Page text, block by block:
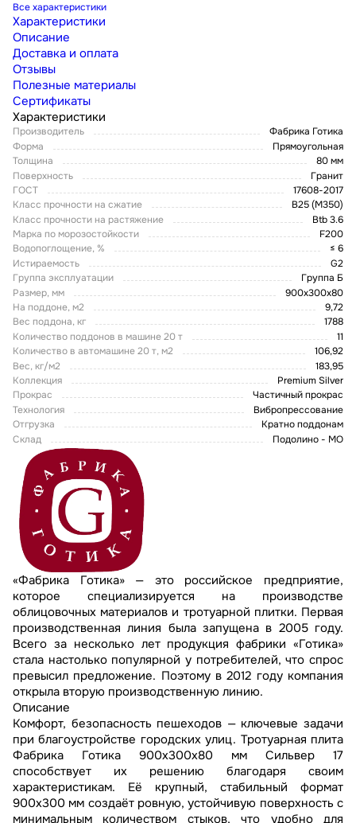
Все характеристики
Характеристики
Описание
Доставка и оплата
Отзывы
Полезные материалы
Сертификаты
Характеристики
Производитель
Фабрика Готика
Форма
Прямоугольная
Толщина
80 мм
Поверхность
Гранит
ГОСТ
17608-2017
Класс прочности на сжатие
В25 (М350)
Класс прочности на растяжение
Btb 3.6
Марка по морозостойкости
F200
Водопоглощение, %
≤ 6
Истираемость
G2
Группа эксплуатации
Группа Б
Размер, мм
900x300x80
На поддоне, м2
9,72
Вес поддона, кг
1788
Количество поддонов в машине 20 т
11
Количество в автомашине 20 т, м2
106,92
Вес, кг/м2
183,95
Коллекция
Premium Silver
Прокрас
Частичный прокрас
Технология
Вибропрессование
Отгрузка
Кратно поддонам
Склад
Подолино - МО
«Фабрика Готика» — это российское предприятие,
которое специализируется на производстве
облицовочных материалов и тротуарной плитки. Первая
производственная линия была запущена в 2005 году.
Всего за несколько лет продукция фабрики «Готика»
стала настолько популярной у потребителей, что спрос
превысил предложение. Поэтому в 2012 году компания
открыла вторую производственную линию.
Описание
Комфорт, безопасность пешеходов — ключевые задачи
при благоустройстве городских улиц. Тротуарная плита
Фабрика Готика 900х300х80 мм Сильвер 17
способствует их решению благодаря своим
характеристикам. Её крупный, стабильный формат
900х300 мм создаёт ровную, устойчивую поверхность с
минимальным количеством стыков, что удобно для